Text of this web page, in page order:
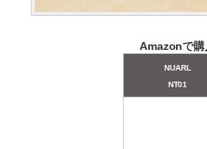
Amazonで購
NUARL
NT01